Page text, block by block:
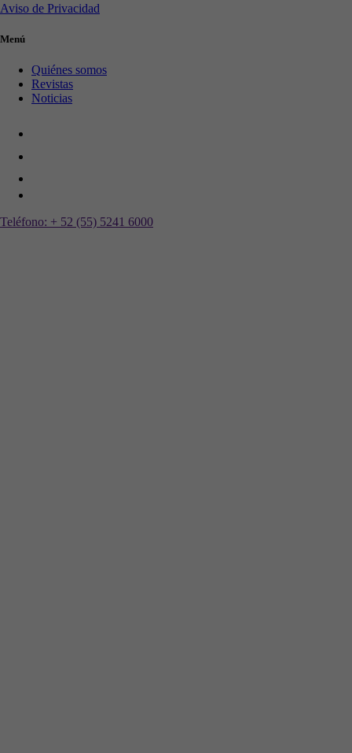
Aviso de Privacidad
Menú
Quiénes somos
Revistas
Noticias
Teléfono: + 52 (55) 5241 6000